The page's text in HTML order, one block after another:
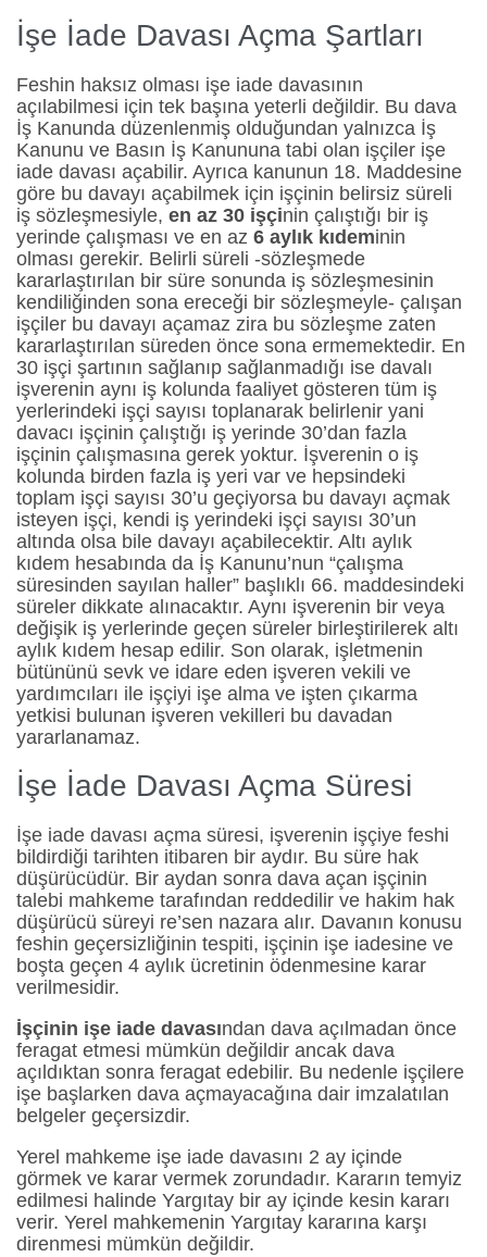
İşe İade Davası Açma Şartları
Feshin haksız olması işe iade davasının
açılabilmesi için tek başına yeterli değildir. Bu dava
İş Kanunda düzenlenmiş olduğundan yalnızca İş
Kanunu ve Basın İş Kanununa tabi olan işçiler işe
iade davası açabilir. Ayrıca kanunun 18. Maddesine
göre bu davayı açabilmek için işçinin belirsiz süreli
iş sözleşmesiyle, en az 30 işçinin çalıştığı bir iş
yerinde çalışması ve en az 6 aylık kıdeminin
olması gerekir. Belirli süreli -sözleşmede
kararlaştırılan bir süre sonunda iş sözleşmesinin
kendiliğinden sona ereceği bir sözleşmeyle- çalışan
işçiler bu davayı açamaz zira bu sözleşme zaten
kararlaştırılan süreden önce sona ermemektedir. En
30 işçi şartının sağlanıp sağlanmadığı ise davalı
işverenin aynı iş kolunda faaliyet gösteren tüm iş
yerlerindeki işçi sayısı toplanarak belirlenir yani
davacı işçinin çalıştığı iş yerinde 30’dan fazla
işçinin çalışmasına gerek yoktur. İşverenin o iş
kolunda birden fazla iş yeri var ve hepsindeki
toplam işçi sayısı 30’u geçiyorsa bu davayı açmak
isteyen işçi, kendi iş yerindeki işçi sayısı 30’un
altında olsa bile davayı açabilecektir. Altı aylık
kıdem hesabında da İş Kanunu’nun “çalışma
süresinden sayılan haller” başlıklı 66. maddesindeki
süreler dikkate alınacaktır. Aynı işverenin bir veya
değişik iş yerlerinde geçen süreler birleştirilerek altı
aylık kıdem hesap edilir. Son olarak, işletmenin
bütününü sevk ve idare eden işveren vekili ve
yardımcıları ile işçiyi işe alma ve işten çıkarma
yetkisi bulunan işveren vekilleri bu davadan
yararlanamaz.
İşe İade Davası Açma Süresi
İşe iade davası açma süresi, işverenin işçiye feshi
bildirdiği tarihten itibaren bir aydır. Bu süre hak
düşürücüdür. Bir aydan sonra dava açan işçinin
talebi mahkeme tarafından reddedilir ve hakim hak
düşürücü süreyi re’sen nazara alır. Davanın konusu
feshin geçersizliğinin tespiti, işçinin işe iadesine ve
boşta geçen 4 aylık ücretinin ödenmesine karar
verilmesidir.
İşçinin işe iade davasından dava açılmadan önce
feragat etmesi mümkün değildir ancak dava
açıldıktan sonra feragat edebilir. Bu nedenle işçilere
işe başlarken dava açmayacağına dair imzalatılan
belgeler geçersizdir.
Yerel mahkeme işe iade davasını 2 ay içinde
görmek ve karar vermek zorundadır. Kararın temyiz
edilmesi halinde Yargıtay bir ay içinde kesin kararı
verir. Yerel mahkemenin Yargıtay kararına karşı
direnmesi mümkün değildir.